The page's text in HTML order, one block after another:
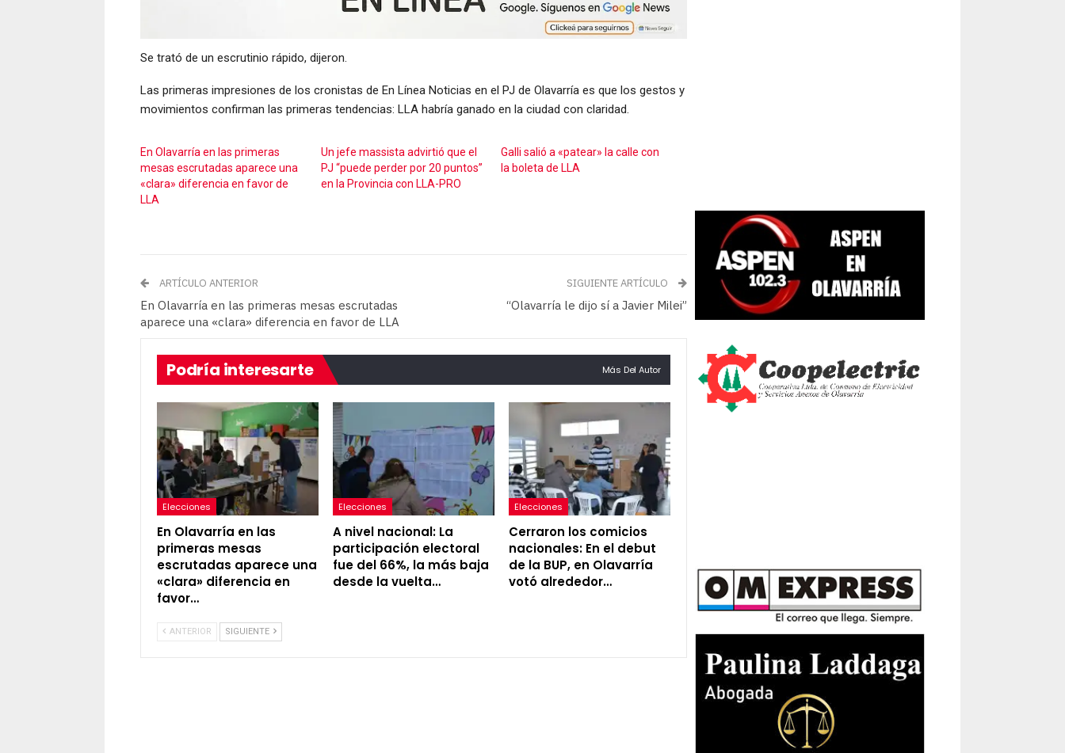
Se trató de un escrutinio rápido, dijeron.
Las primeras impresiones de los cronistas de En Línea Noticias en el PJ de Olavarría es que los gestos y
movimientos confirman las primeras tendencias: LLA habría ganado en la ciudad con claridad.
En Olavarría en las primeras
mesas escrutadas aparece una
«clara» diferencia en favor de
LLA
Un jefe massista advirtió que el
PJ “puede perder por 20 puntos”
en la Provincia con LLA-PRO
Galli salió a «patear» la calle con
la boleta de LLA
ARTÍCULO ANTERIOR
En Olavarría en las primeras mesas escrutadas
aparece una «clara» diferencia en favor de LLA
SIGUIENTE ARTÍCULO
“Olavarría le dijo sí a Javier Milei”
Podría interesarte Más Del Autor
Elecciones
En Olavarría en las
primeras mesas
escrutadas aparece una
«clara» diferencia en
favor…
Elecciones
A nivel nacional: La
participación electoral
fue del 66%, la más baja
desde la vuelta…
Elecciones
Cerraron los comicios
nacionales: En el debut
de la BUP, en Olavarría
votó alrededor…
ANTERIOR SIGUIENTE